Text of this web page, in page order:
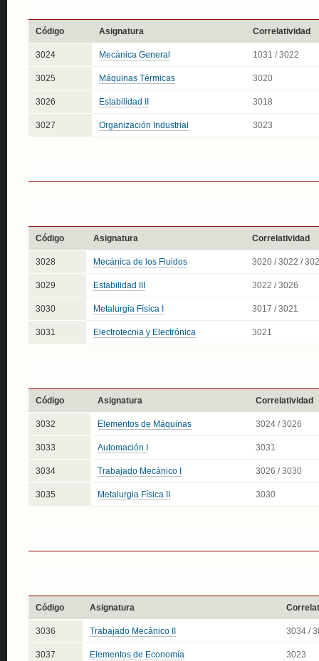
Código Asignatura Correlatividad
3024 Mecánica General 1031 / 3022
3025 Máquinas Térmicas 3020
3026 Estabilidad II 3018
3027 Organización Industrial 3023
Código Asignatura Correlatividad
3028 Mecánica de los Fluidos 3020 / 3022 /
3029 Estabilidad III 3022 / 3026
3030 Metalurgia Física I 3017 / 3021
3031 Electrotecnia y Electrónica 3021
Código Asignatura Correlatividad
3032 Elementos de Máquinas 3024 / 3026
3033 Automación I 3031
3034 Trabajado Mecánico I 3026 / 3030
3035 Metalurgia Física II 3030
Código Asignatura
3036 Trabajado Mecánico II 3034 /
3037 Elementos de Economía 3023